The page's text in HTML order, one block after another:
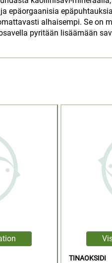
epäorgaanisia
alhaisempi. Se on
pyritään lisäämään
TINAOKSIDI